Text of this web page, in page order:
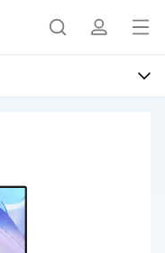
打
开